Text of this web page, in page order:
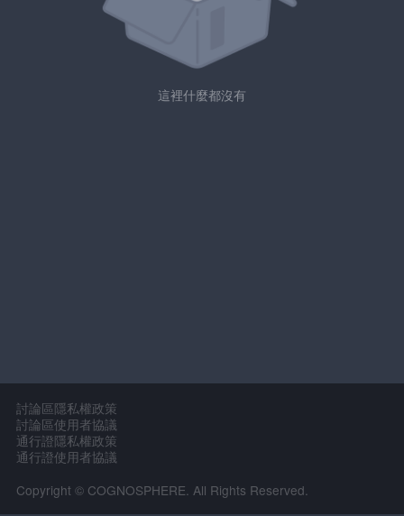
這裡什麼都沒有
討論區隱私權政策
討論區使用者協議
通行證隱私權政策
通行證使用者協議
Copyright © COGNOSPHERE. All Rights Reserved.